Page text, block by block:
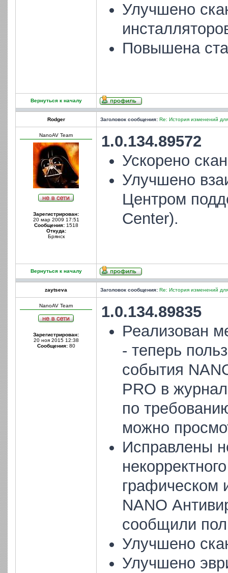
Улучшено
Повышена
Вернуться к началу
Rodger Заголовок сообщения: Re: История изменений
NanoAV Team
Зарегистрирован:
20 мар 2009 17:51
Сообщения:1518
Откуда:
Брянск
1.0.134.89572
Ускорено
Улучшено
Центром
Center).
Вернуться к началу
zaytseva Заголовок сообщения: Re: История изменений
NanoAV Team
Зарегистрирован:
20 ноя 2015 12:38
Сообщения:80
1.0.134.89835
Реализован
- теперь
события
PRO в
по
можно
Исправлены
графическом
NANO
сообщили
Улучшено
Улучшено